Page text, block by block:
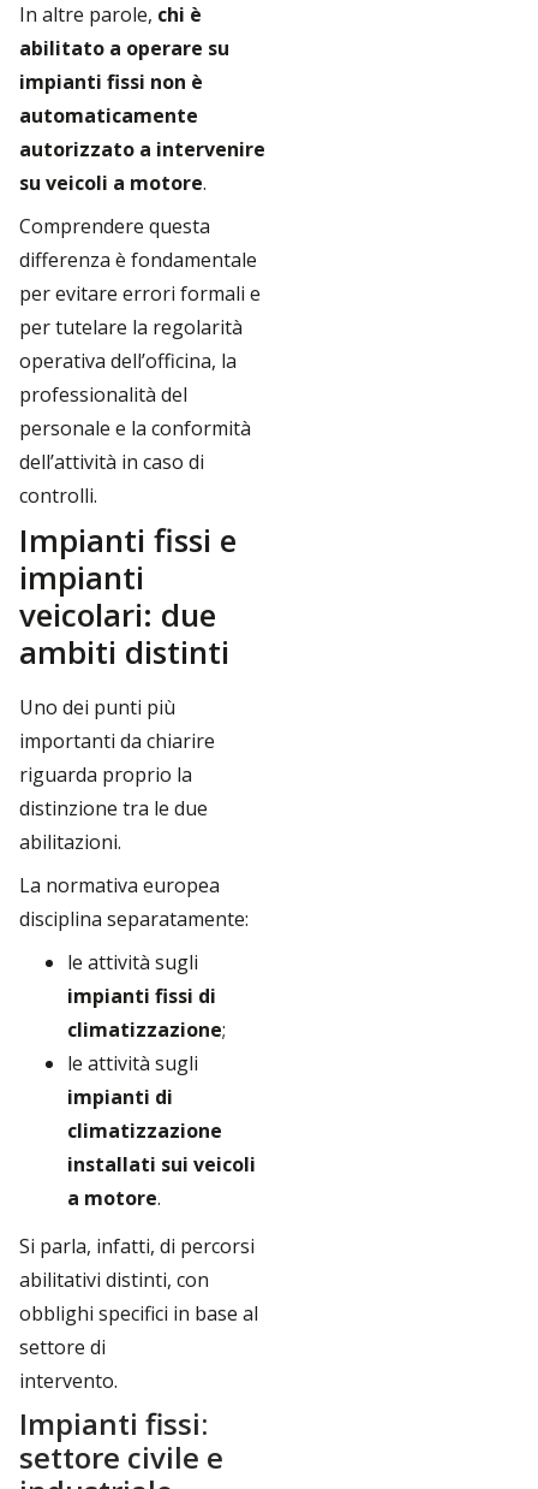
In altre parole, chi è
abilitato a operare su
impianti fissi non è
automaticamente
autorizzato a intervenire
su veicoli a motore.
Comprendere questa
differenza è fondamentale
per evitare errori formali e
per tutelare la regolarità
operativa dell’officina, la
professionalità del
personale e la conformità
dell’attività in caso di
controlli.
Impianti fissi e
impianti
veicolari: due
ambiti distinti
Uno dei punti più
importanti da chiarire
riguarda proprio la
distinzione tra le due
abilitazioni.
La normativa europea
disciplina separatamente:
le attività sugli
impianti fissi di
climatizzazione;
le attività sugli
impianti di
climatizzazione
installati sui veicoli
a motore.
Si parla, infatti, di percorsi
abilitativi distinti, con
obblighi specifici in base al
settore di
intervento.
Impianti fissi:
settore civile e